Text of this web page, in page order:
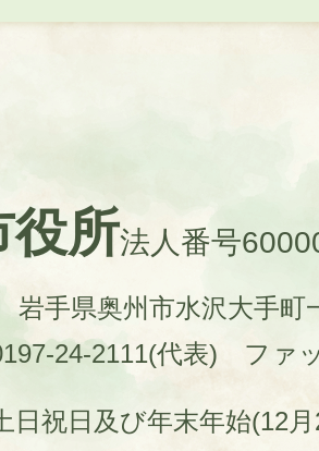
役所法人番号
手県奥州市水沢大手町
24-2111(代表)
ファ
日祝日及び年末年始(12